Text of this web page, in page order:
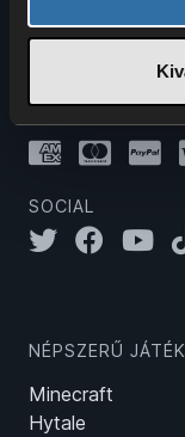
neked és
SOCIAL
NÉPSZERŰ
Minecraft
Hytale